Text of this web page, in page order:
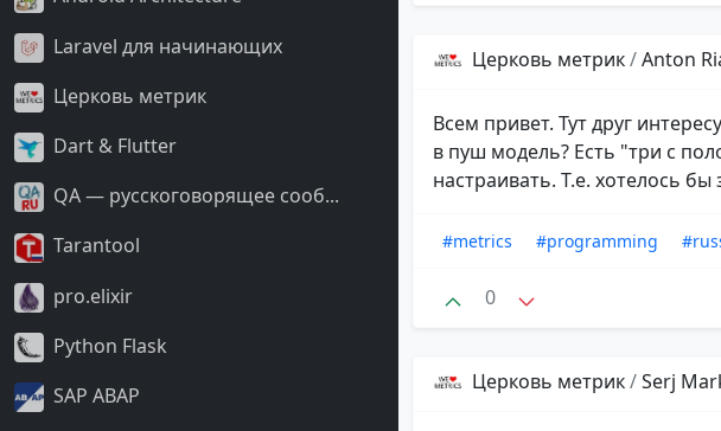
Laravel для начинающих
Церковь метрик
Dart & Flutter
QA — русскоговорящее сооб...
Tarantool
pro.elixir
Python Flask
SAP ABAP
Церковь метрик/Anton
Всем привет. Тут друг
в пуш модель? Есть "три с
настраивать. Т.е. хотелось бы
#metrics #programming
0
Церковь метрик/Serj